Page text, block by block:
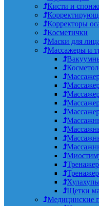
Кисти и
Корректоры
Косметички
Маски для
Массажеры и
Хулахупы
Щетки
Медицинские